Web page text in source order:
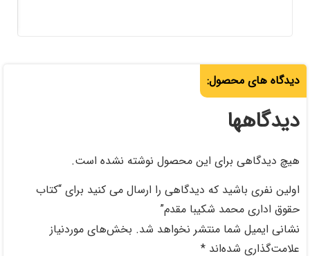
نوشته نشده است.
را ارسال می کنید برای “کتاب
شد. بخش‌های موردنیاز